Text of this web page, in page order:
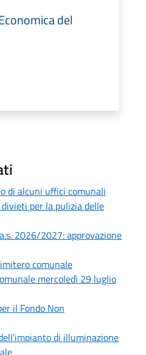
del
di alcuni uffici comunali
divieti per la pulizia delle
2026/2027: approvazione
comunale
mercoledì 29 luglio
il Fondo Non
di illuminazione